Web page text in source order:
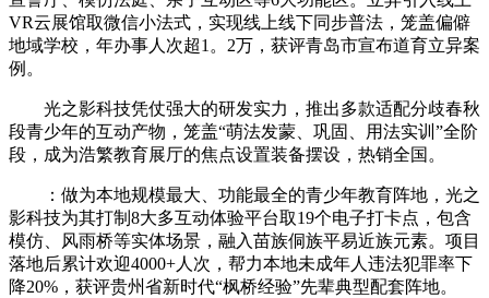
VR云展馆取微信小法式，实现线上线下同步普法，笼盖偏僻
地域学校，年办事人次超1。2万，获评青岛市宣布道育立异案
例。
光之影科技凭仗强大的研发实力，推出多款适配分歧春秋
段青少年的互动产物，笼盖“萌法发蒙、巩固、用法实训”全阶
段，成为浩繁教育展厅的焦点设置装备摆设，热销全国。
：做为本地规模最大、功能最全的青少年教育阵地，光之
影科技为其打制8大多互动体验平台取19个电子打卡点，包含
模仿、风雨桥等实体场景，融入苗族侗族平易近族元素。项目
落地后累计欢迎4000+人次，帮力本地未成年人违法犯罪率下
降20%，获评贵州省新时代“枫桥经验”先辈典型配套阵地。